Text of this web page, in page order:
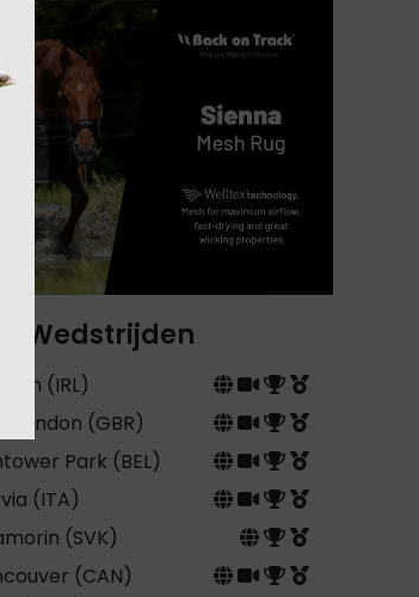
Wedstrijden
(IRL)
London (GBR)
Park (BEL)
(ITA)
(SVK)
(CAN)